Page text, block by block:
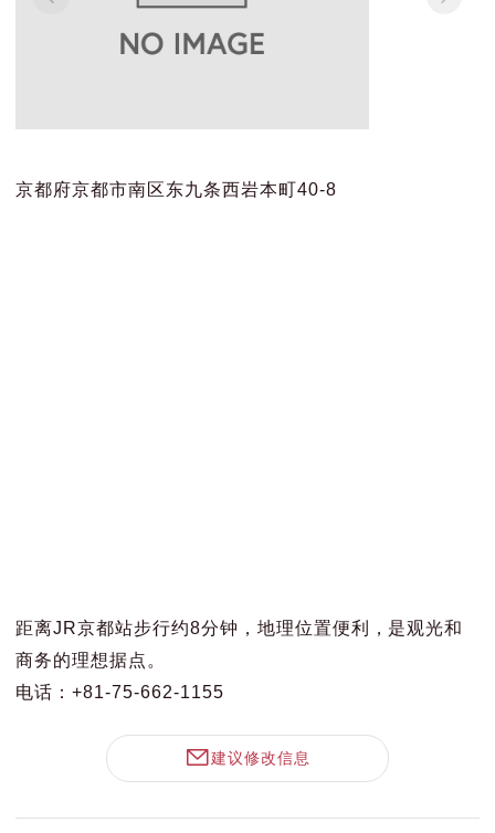
京都府京都市南区东九条西岩本町40-8
距离JR京都站步行约8分钟，地理位置便利，是观光和
商务的理想据点。
电话：+81-75-662-1155
建议修改信息